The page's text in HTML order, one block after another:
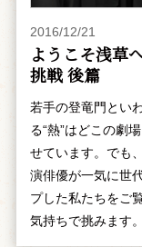
2016/12/21
ようこそ浅草
挑戦 後篇
若手の登竜門とい
る“熱”はどこの劇
せています。でも
演俳優が一気に世
プした私たちをご
気持ちで挑みます